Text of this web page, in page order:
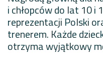
i chłopców do lat 10 i
reprezentacji Polski
trenerem. Każde
otrzyma wyjątkowy